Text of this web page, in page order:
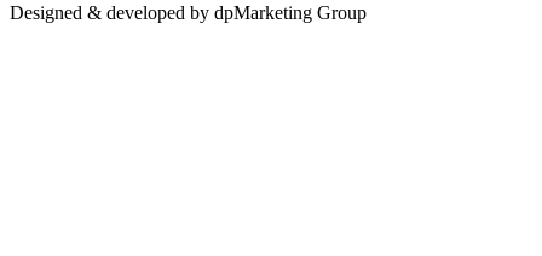
Designed & developed by dpMarketing Group